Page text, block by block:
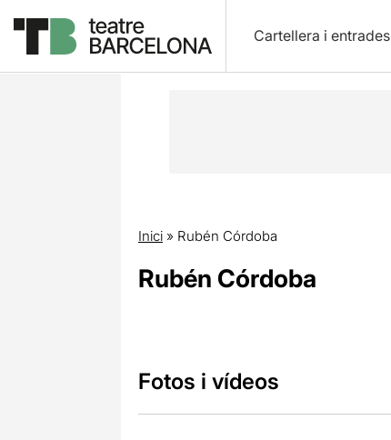
Cartellera i entrades
Inici» Rubén Córdoba
Rubén Córdoba
Fotos i vídeos